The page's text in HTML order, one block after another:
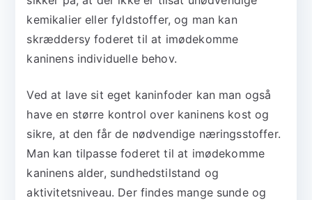
kemikalier eller fyldstoffer, og man kan
skræddersy foderet til at imødekomme
kaninens individuelle behov.
Ved at lave sit eget kaninfoder kan man også
have en større kontrol over kaninens kost og
sikre, at den får de nødvendige næringsstoffer.
Man kan tilpasse foderet til at imødekomme
kaninens alder, sundhedstilstand og
aktivitetsniveau. Der findes mange sunde og